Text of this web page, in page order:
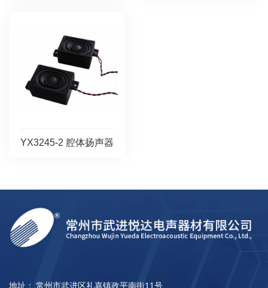
YX3245-2 腔体扬声器
地址： 常州市武进区礼嘉镇政平南街11号